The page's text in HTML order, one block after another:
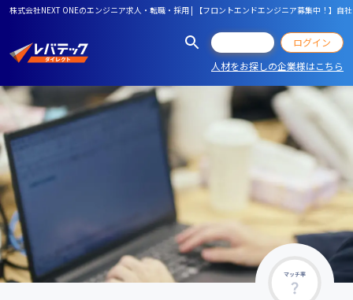
株式会社NEXT ONEのエンジニア求人・転職・採用 | 【フロントエンドエンジニア募集中！】
ログイン
人材をお探しの企業様はこちら
マッチ率